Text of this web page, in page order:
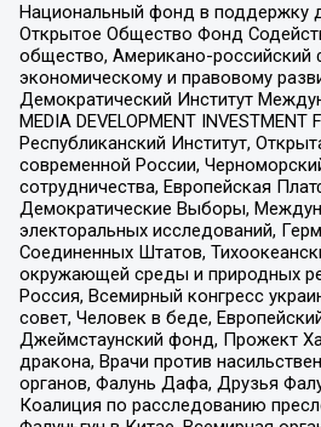
Национальный фонд в поддержку
Открытое Общество Фонд
общество, Американо-российский
экономическому и правовому
Демократический Институт
MEDIA DEVELOPMENT
Республиканский Институт,
современной России,
сотрудничества, Европейская
Демократические Выборы,
электоральных исследований,
Соединенных Штатов,
окружающей среды и природных
Россия, Всемирный конгресс
совет, Человек в беде,
Джеймстаунский фонд, Прожект
дракона, Врачи против
органов, Фалунь Дафа, Друзья
Коалиция по расследованию